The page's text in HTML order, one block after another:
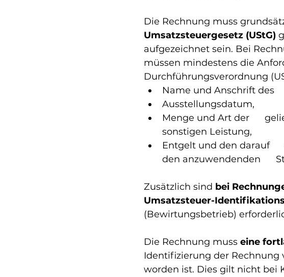
Die Rechnung muss
Umsatzsteuergesetz (UStG)
aufgezeichnet sein. Bei
müssen mindestens die
Durchführungsverordnung
Name und Anschrift des
Ausstellungsdatum,
Menge und Art der
sonstigen Leistung,
Entgelt und den darauf
den anzuwendenden
Zusätzlich sind bei
Umsatzsteuer-
(Bewirtungsbetrieb)
Die Rechnung muss eine
Identifizierung der Rechnung
worden ist. Dies gilt nicht bei